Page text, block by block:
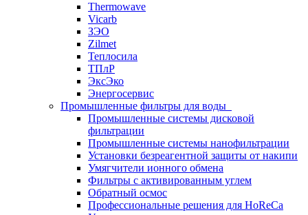
Thermowave
Vicarb
ЗЭО
Zilmet
Теплосила
ТПлР
ЭксЭко
Энергосервис
Промышленные фильтры для воды
Промышленные системы дисковой
фильтрации
Промышленные системы нанофильтрации
Установки безреагентной защиты от накипи
Умягчители ионного обмена
Фильтры с активированным углем
Обратный осмос
Профессиональные решения для HoReCa